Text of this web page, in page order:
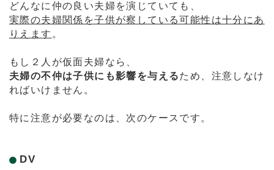
どんなに仲の良い夫婦を演じていても、
実際の夫婦関係を子供が察している可能性は十分にあ
りえます 。
もし２人が仮面夫婦なら、
夫婦の不仲は子供にも影響を与えるため、注意しなけ
ればいけません。
特に注意が必要なのは、次のケースです。
DV